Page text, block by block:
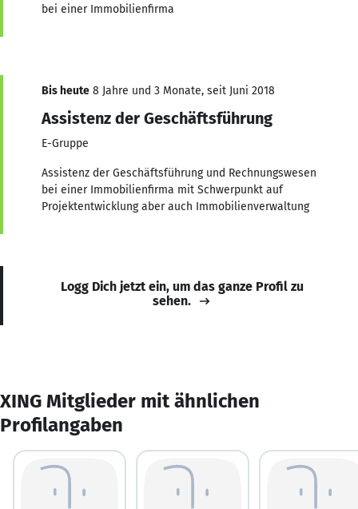
bei einer Immobilienfirma
Bis heute 8 Jahre und 3 Monate, seit Juni 2018
Assistenz der Geschäftsführung
E-Gruppe
Assistenz der Geschäftsführung und Rechnungswesen
bei einer Immobilienfirma mit Schwerpunkt auf
Projektentwicklung aber auch Immobilienverwaltung
Logg Dich jetzt ein, um das ganze Profil zu
sehen.
XING Mitglieder mit ähnlichen
Profilangaben